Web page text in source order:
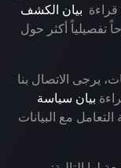
بيان الكشف
تفصيلياً أكثر حول
يرجى الاتصال بنا
بيان سياسة
مع البيانات